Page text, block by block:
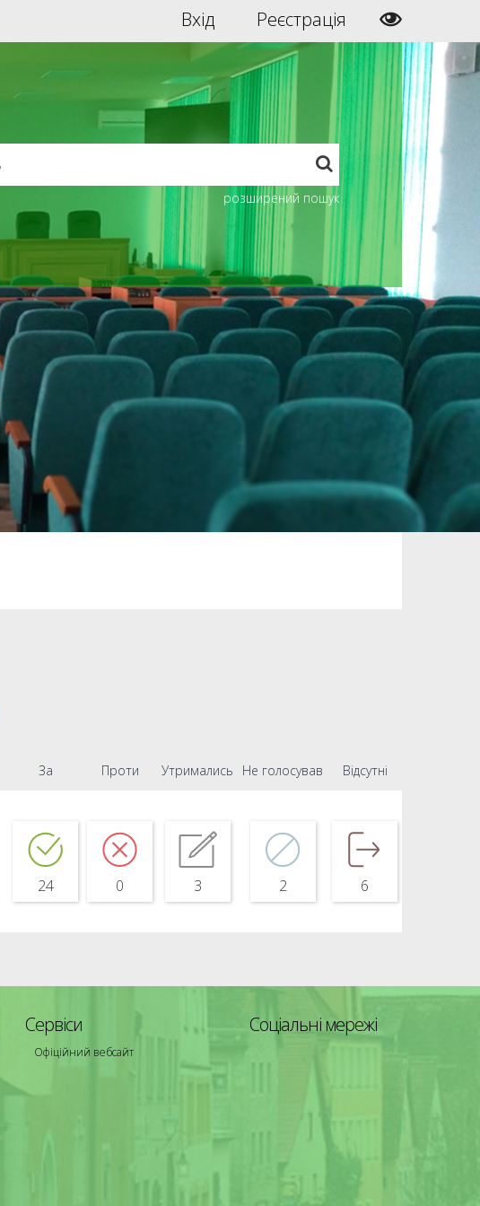
Вхід Реєстрація
розширений пошук
За Проти Утримались Не голосував Відсутні
24 0 3 2 6
Сервіси
Офіційний вебсайт
Соціальні мережі